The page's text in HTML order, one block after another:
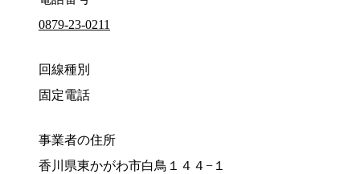
0879-23-0211
回線種別
固定電話
事業者の住所
香川県東かがわ市白鳥１４４−１